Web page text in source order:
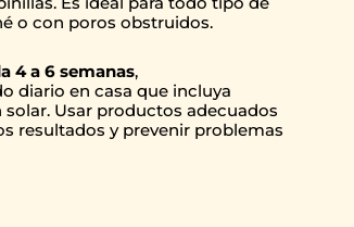
o con poros obstruidos.
4 a 6 semanas,
diario en casa que incluya
Usar productos adecuados
resultados y prevenir problemas